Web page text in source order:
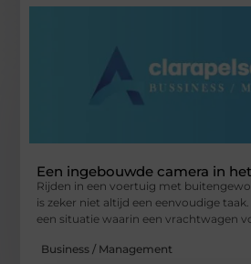
Een ingebouwde camera in
Rijden in een voertuig met
is zeker niet altijd een eenvoudige
een situatie waarin een vrachtwagen
Business / Management